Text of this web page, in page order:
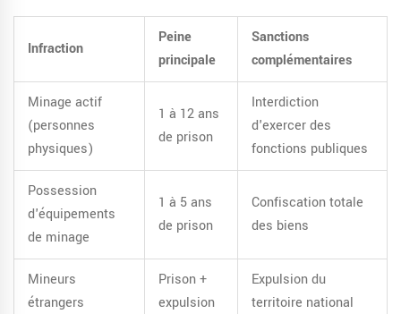
Infraction
Peine
principale
Sanctions
complémentaires
Minage actif
(personnes
physiques)
1 à 12 ans
de prison
Interdiction
d'exercer des
fonctions publiques
Possession
d'équipements
de minage
1 à 5 ans
de prison
Confiscation totale
des biens
Mineurs
étrangers
Prison +
expulsion
Expulsion du
territoire national